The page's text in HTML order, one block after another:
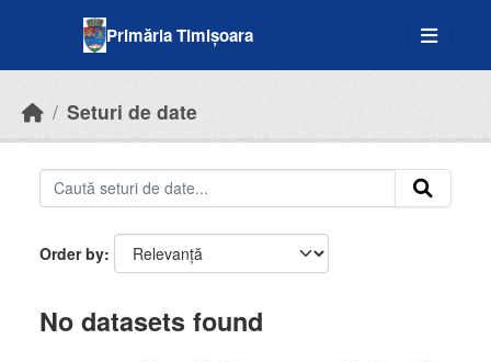
Primăria Timișoara
Seturi de date
Order by
No datasets found